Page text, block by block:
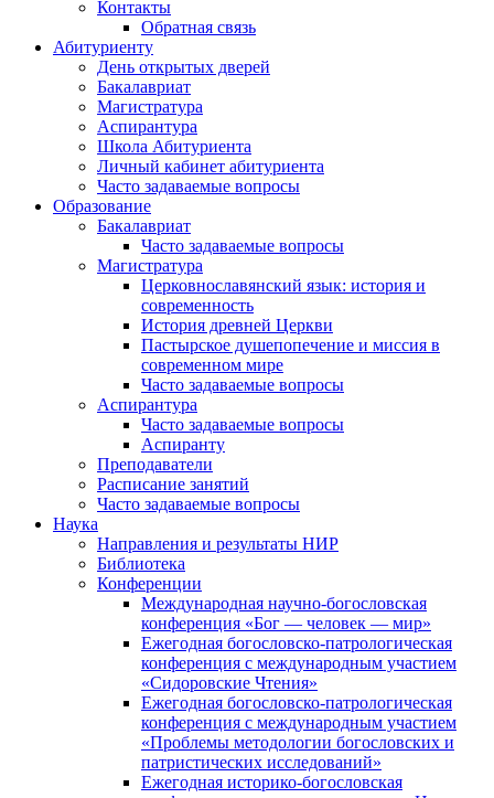
Контакты
Обратная связь
Абитуриенту
День открытых дверей
Бакалавриат
Магистратура
Аспирантура
Школа Абитуриента
Личный кабинет абитуриента
Часто задаваемые вопросы
Образование
Бакалавриат
Часто задаваемые вопросы
Магистратура
Церковнославянский язык: история и
современность
История древней Церкви
Пастырское душепопечение и миссия в
современном мире
Часто задаваемые вопросы
Аспирантура
Часто задаваемые вопросы
Аспиранту
Преподаватели
Расписание занятий
Часто задаваемые вопросы
Наука
Направления и результаты НИР
Библиотека
Конференции
Международная научно-богословская
конференция «Бог — человек — мир»
Ежегодная богословско-патрологическая
конференция с международным участием
«Сидоровские Чтения»
Ежегодная богословско-патрологическая
конференция с международным участием
«Проблемы методологии богословских и
патристических исследований»
Ежегодная историко-богословская